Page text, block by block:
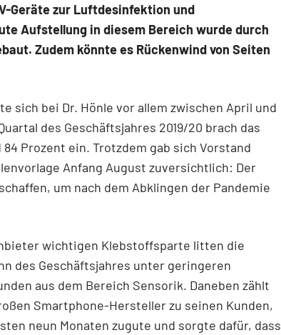
Geräte zur Luftdesinfektion und
Aufstellung in diesem Bereich wurde durch
Zudem könnte es Rückenwind von Seiten
sich bei Dr. Hönle vor allem zwischen April und
des Geschäftsjahres 2019/20 brach das
Prozent ein. Trotzdem gab sich Vorstand
Anfang August zuversichtlich: Der
um nach dem Abklingen der Pandemie
wichtigen Klebstoffsparte litten die
des Geschäftsjahres unter geringeren
aus dem Bereich Sensorik. Daneben zählt
Smartphone-Hersteller zu seinen Kunden,
neun Monaten zugute und sorgte dafür, dass